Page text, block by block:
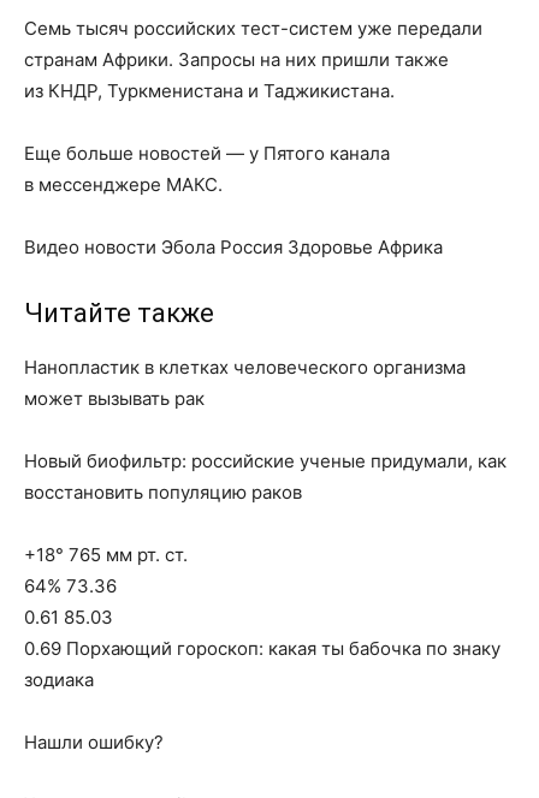
Семь тысяч российских тест-систем уже передали
странам Африки. Запросы на них пришли также
из КНДР, Туркменистана и Таджикистана.
Еще больше новостей — у Пятого канала
в мессенджере МАКС.
Видео новости Эбола Россия Здоровье Африка
Читайте также
Нанопластик в клетках человеческого организма
может вызывать рак
Новый биофильтр: российские ученые придумали, как
восстановить популяцию раков
+18° 765 мм рт. ст.
64% 73.36
0.61 85.03
0.69 Порхающий гороскоп: какая ты бабочка по знаку
зодиака
Нашли ошибку?